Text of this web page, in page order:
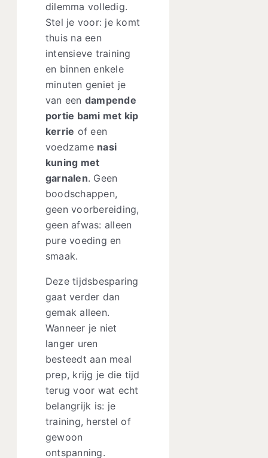
dilemma volledig.
Stel je voor: je komt
thuis na een
intensieve training
en binnen enkele
minuten geniet je
van een dampende
portie bami met kip
kerrie of een
voedzame nasi
kuning met
garnalen. Geen
boodschappen,
geen voorbereiding,
geen afwas: alleen
pure voeding en
smaak.
Deze tijdsbesparing
gaat verder dan
gemak alleen.
Wanneer je niet
langer uren
besteedt aan meal
prep, krijg je die tijd
terug voor wat echt
belangrijk is: je
training, herstel of
gewoon
ontspanning.